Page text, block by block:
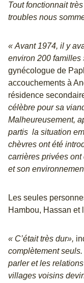
Tout fonctionnait
troubles nous
« Avant 1974, il y
environ 200 familles
gynécologue de
accouchements à
résidence
célèbre pour sa
Malheureusement,
partis la situation
chèvres ont été
carrières privées
et son
Les seules
Hambou, Hassan et
« C’était très dur»,
complètement
parler et les
villages voisins